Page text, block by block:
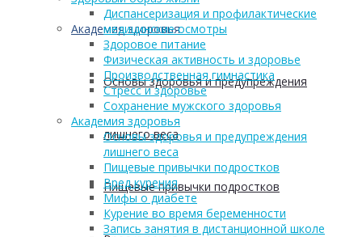
Академия здоровья
Основы здоровья и предупреждения
лишнего веса
Пищевые привычки подростков
Диспансеризация и профилактические
медицинские осмотры
Здоровое питание
Физическая активность и здоровье
Производственная гимнастика
Стресс и здоровье
Сохранение мужского здоровья
Академия здоровья
Основы здоровья и предупреждения
лишнего веса
Пищевые привычки подростков
Вред курения
Мифы о диабете
Курение во время беременности
Запись занятия в дистанционной школе